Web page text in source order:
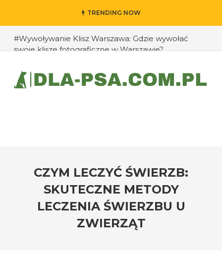
TRENDING NOW
#Wywoływanie Klisz Warszawa: Gdzie wywołać
swoje klisze fotograficzne w Warszawie?
#Jak przedłużyć życie swojego psa: rady eksperta
#Jak zapobiec ucieczkom psa?
CZYM LECZYĆ ŚWIERZB:
SKUTECZNE METODY
LECZENIA ŚWIERZBU U
ZWIERZĄT